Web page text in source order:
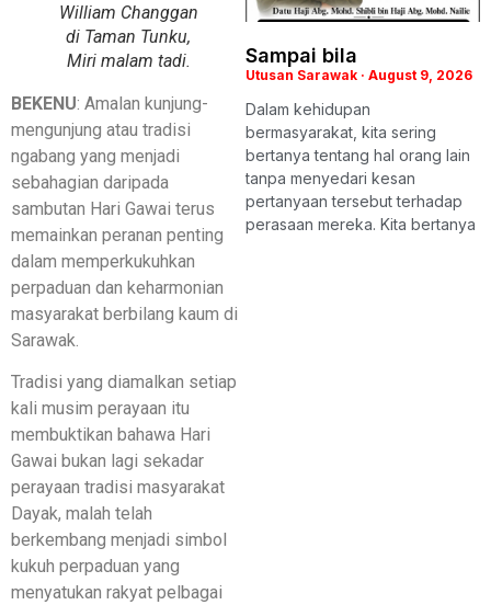
William Changgan
di Taman Tunku,
Miri malam tadi.
BEKENU: Amalan kunjung-
mengunjung atau tradisi
ngabang yang menjadi
sebahagian daripada
sambutan Hari Gawai terus
memainkan peranan penting
dalam memperkukuhkan
perpaduan dan keharmonian
masyarakat berbilang kaum di
Sarawak.
Tradisi yang diamalkan setiap
kali musim perayaan itu
membuktikan bahawa Hari
Gawai bukan lagi sekadar
perayaan tradisi masyarakat
Dayak, malah telah
berkembang menjadi simbol
kukuh perpaduan yang
menyatukan rakyat pelbagai
Sampai bila
Utusan Sarawak August 9, 2026
Dalam kehidupan
bermasyarakat, kita sering
bertanya tentang hal orang lain
tanpa menyedari kesan
pertanyaan tersebut terhadap
perasaan mereka. Kita bertanya